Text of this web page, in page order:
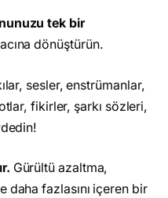
tek bir
dönüştürün.
sesler, enstrümanlar,
fikirler, şarkı sözleri,
Gürültü azaltma,
daha fazlasını içeren bir